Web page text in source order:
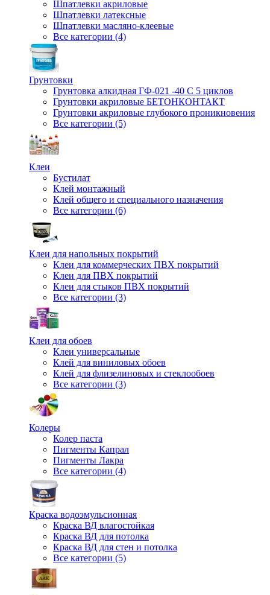
Шпатлевки акриловые
Шпатлевки латексные
Шпатлевки масляно-клеевые
Все категории (4)
Грунтовки
Грунтовка алкидная ГФ-021 -40 С 5 циклов
Грунтовки акриловые БЕТОНКОНТАКТ
Грунтовки акриловые глубокого проникновения
Все категории (5)
Клеи
Бустилат
Клей монтажный
Клей общего и специального назначения
Все категории (6)
Клеи для напольных покрытий
Клеи для коммерческих ПВХ покрытий
Клеи для ПВХ покрытий
Клеи для стыков ПВХ покрытий
Все категории (3)
Клеи для обоев
Клеи универсальные
Клей для виниловых обоев
Клей для флизелиновых и стеклообоев
Все категории (3)
Колеры
Колер паста
Пигменты Капрал
Пигменты Лакра
Все категории (4)
Краска водоэмульсионная
Краска ВД влагостойкая
Краска ВД для потолка
Краска ВД для стен и потолка
Все категории (5)